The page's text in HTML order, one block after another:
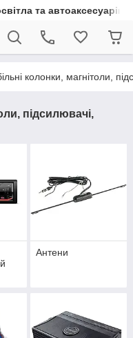
та автоаксесуарів
колонки, магнітоли,
підсилювачі,
Антени